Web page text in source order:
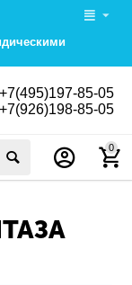
+7(495)197-85-05
+7(926)198-85-05
0